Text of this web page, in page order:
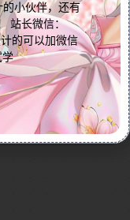
助您提升草绘效
令教程
0
小伙伴，还有
站长微信：
的可以加微信
学